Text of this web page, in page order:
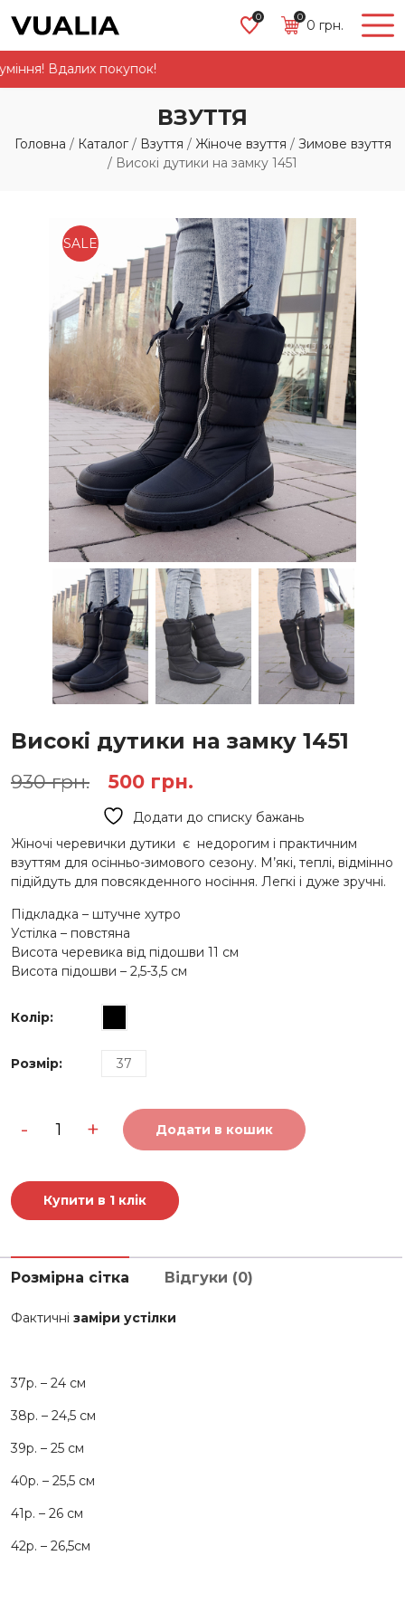
0 0
0 грн.
Вдалих покупок!
ВЗУТТЯ
Головна / Каталог / Взуття / Жіноче взуття / Зимове взуття
/ Високі дутики на замку 1451
SALE
Високі дутики на замку 1451
930грн.
Оригінальна
ціна:
930 грн..
500 грн.
ціна:
500 грн..
Додати до списку бажань
Жіночі черевички дутики є недорогим і практичним
взуттям для осінньо-зимового сезону. М’які, теплі, відмінно
підійдуть для повсякденного носіння. Легкі і дуже зручні.
Підкладка – штучне хутро
Устілка – повстяна
Висота черевика від підошви 11 см
Висота підошви – 2,5-3,5 см
Колір:
Розмір: 37
- дутики
кількість
+ Додати в кошик
Купити в 1 клік
Розмірна сітка Відгуки (0)
Фактичні заміри устілки
37р. – 24 см
38р. – 24,5 см
39р. – 25 см
40р. – 25,5 см
41р. – 26 см
42р. – 26,5см